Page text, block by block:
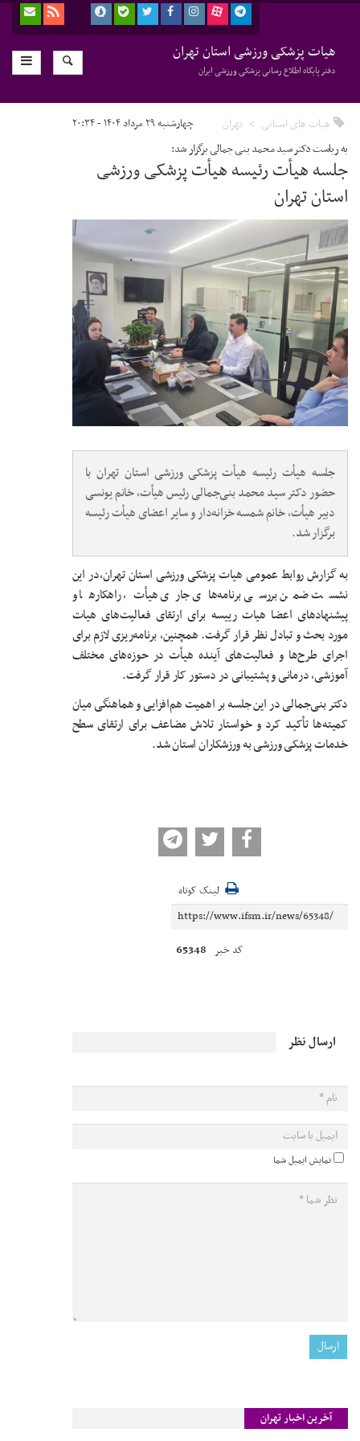
هیات پزشکی ورزشی استان تهران
دفتر پایگاه اطلاع رسانی پزشکی ورزشی ایران
هیات های استانی تهران چهارشنبه ۲۹ مرداد ۱۴۰۴ - ۲۰:۳۴
به ریاست دکتر سید محمد بنی جمالی برگزار شد:
جلسه هیأت رئیسه هیأت پزشکی ورزشی
استان تهران
جلسه هیأت رئیسه هیأت پزشکی ورزشی استان تهران با
حضور دکتر سید محمد بنی‌جمالی رئیس هیأت، خانم یونسی
دبیر هیأت، خانم شمسه خزانه‌دار و سایر اعضای هیأت رئیسه
برگزار شد.
به گزارش روابط عمومی هیات پزشکی ورزشی استان تهران،در این
نشست ضمن بررسی برنامه‌های جاری هیأت، راهکارها و
پیشنهادهای اعضا هیات رییسه برای ارتقای فعالیت‌های هیات
مورد بحث و تبادل نظر قرار گرفت. همچنین، برنامه‌ریزی لازم برای
اجرای طرح‌ها و فعالیت‌های آینده هیأت در حوزه‌های مختلف
آموزشی، درمانی و پشتیبانی در دستور کار قرار گرفت.
دکتر بنی‌جمالی در این جلسه بر اهمیت هم‌افزایی و هماهنگی میان
کمیته‌ها تأکید کرد و خواستار تلاش مضاعف برای ارتقای سطح
خدمات پزشکی ورزشی به ورزشکاران استان شد.
لینک کوتاه
کد خبر 65348
ارسال نظر
نمایش ایمیل شما
آخرین اخبار تهران